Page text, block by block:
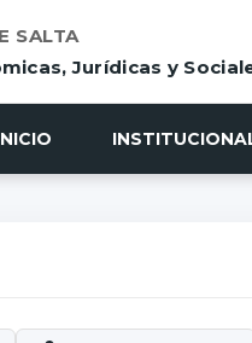
SALTA
Jurídicas y